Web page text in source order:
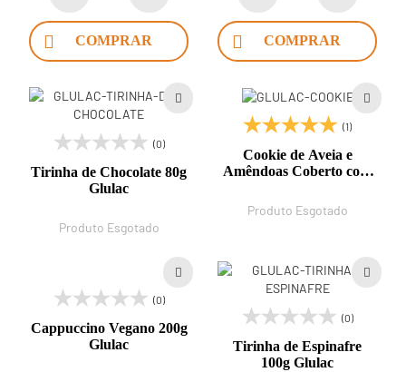
COMPRAR COMPRAR
(0)
Tirinha de Chocolate 80g
Glulac
Produto Esgotado
(1)
Cookie de Aveia e
Amêndoas Coberto com
Glulac
Produto Esgotado
(0)
Cappuccino Vegano 200g
Glulac
(0)
Tirinha de Espinafre
100g Glulac